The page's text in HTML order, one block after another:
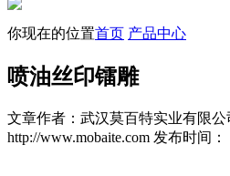
你现在的位置首页 产品中心
喷油丝印镭雕
文章作者：武汉莫百特实业有限公
http://www.mobaite.com 发布时间：